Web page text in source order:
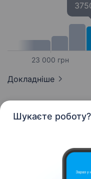
Шукаєте
23 000 грн
Докладніше